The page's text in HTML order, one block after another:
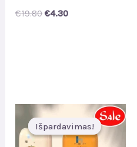
€19.80 Original
€4.30Current
Išpardavimas!
Išpardavimas!